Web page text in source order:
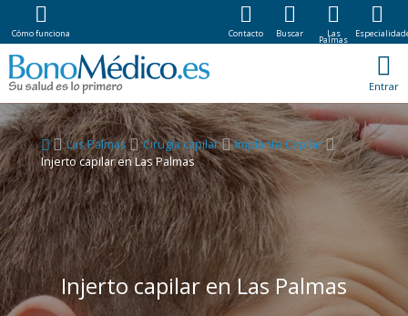
Entrar
Las Palmas Cirugía capilar
Implante Capilar
Injerto capilar en Las Palmas
Injerto capilar en Las Palmas
Cómo funciona Contacto Buscar Las
Palmas